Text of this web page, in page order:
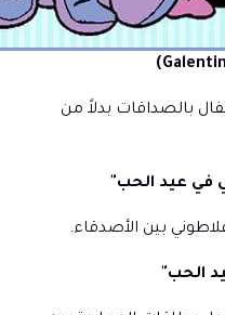
بالصداقات بدلاً من
بين الأصدقاء.